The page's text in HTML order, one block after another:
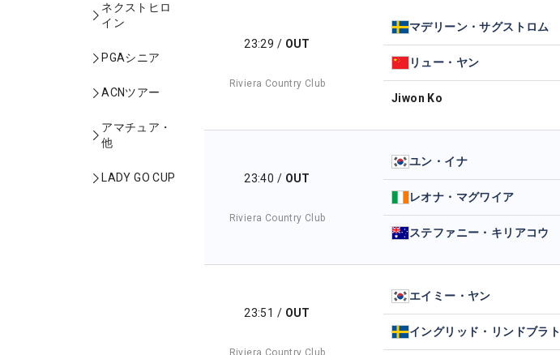
ネクストヒロ
イン
PGAシニア
ACNツアー
アマチュア・
他
LADY GO CUP
23:29 / OUT
Riviera Country Club
マデリーン・サグストロム
リュー・ヤン
Jiwon Ko
23:40 / OUT
Riviera Country Club
ユン・イナ
レオナ・マグワイア
ステファニー・キリアコウ
23:51 / OUT
Riviera Country Club
エイミー・ヤン
イングリッド・リンドブラト